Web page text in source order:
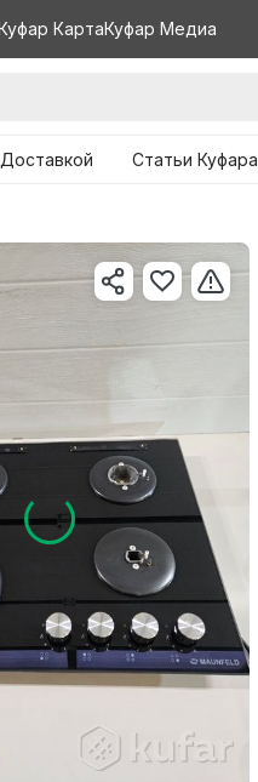
КартаКуфар Медиа
Статьи Куфара